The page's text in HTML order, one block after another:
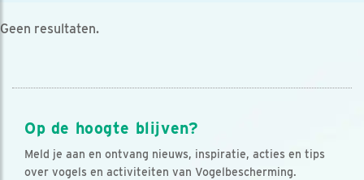
Geen resultaten.
Op de hoogte blijven?
Meld je aan en ontvang nieuws, inspiratie, acties en tips
over vogels en activiteiten van Vogelbescherming.